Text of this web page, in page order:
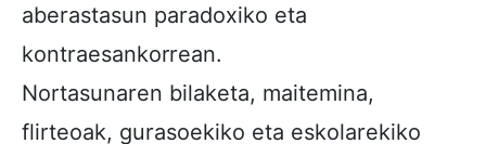
aberastasun paradoxiko eta
kontraesankorrean.
Nortasunaren bilaketa, maitemina,
flirteoak, gurasoekiko eta eskolarekiko